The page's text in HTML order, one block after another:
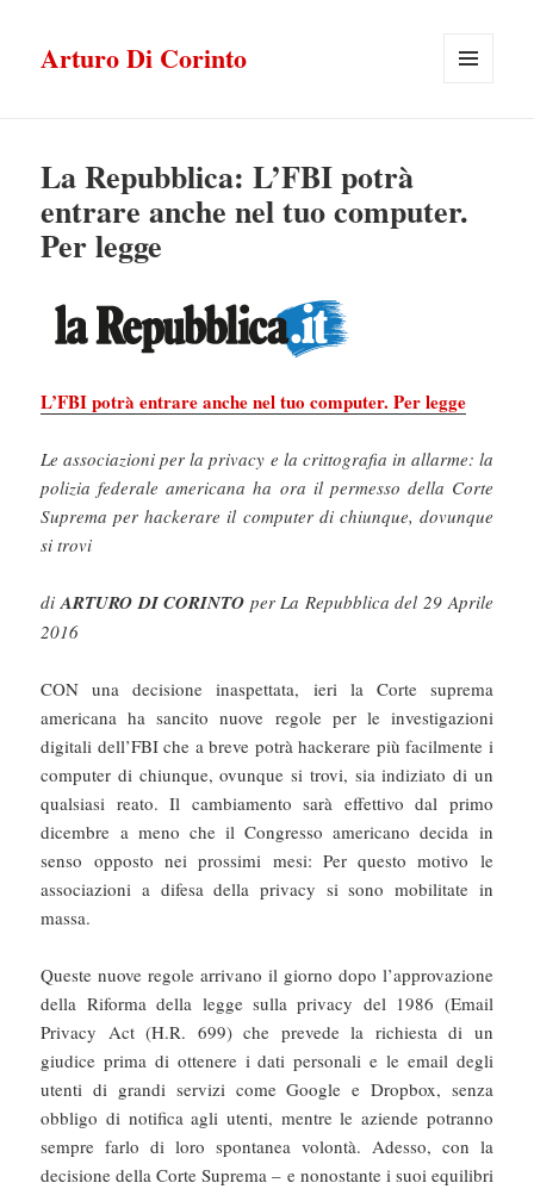
Arturo Di Corinto
La Repubblica: L’FBI potrà
entrare anche nel tuo computer.
Per legge
L’FBI potrà entrare anche nel tuo computer. Per legge
Le associazioni per la privacy e la crittografia in allarme: la
polizia federale americana ha ora il permesso della Corte
Suprema per hackerare il computer di chiunque, dovunque
si trovi
diARTURO DI CORINTO per La Repubblica del 29 Aprile
2016
CON una decisione inaspettata, ieri la Corte suprema
americana ha sancito nuove regole per le investigazioni
digitali dell’FBI che a breve potrà hackerare più facilmente i
computer di chiunque, ovunque si trovi, sia indiziato di un
qualsiasi reato. Il cambiamento sarà effettivo dal primo
dicembre a meno che il Congresso americano decida in
senso opposto nei prossimi mesi: Per questo motivo le
associazioni a difesa della privacy si sono mobilitate in
massa.
Queste nuove regole arrivano il giorno dopo l’approvazione
della Riforma della legge sulla privacy del 1986 (Email
Privacy Act (H.R. 699) che prevede la richiesta di un
giudice prima di ottenere i dati personali e le email degli
utenti di grandi servizi come Google e Dropbox, senza
obbligo di notifica agli utenti, mentre le aziende potranno
sempre farlo di loro spontanea volontà. Adesso, con la
decisione della Corte Suprema – e nonostante i suoi equilibri